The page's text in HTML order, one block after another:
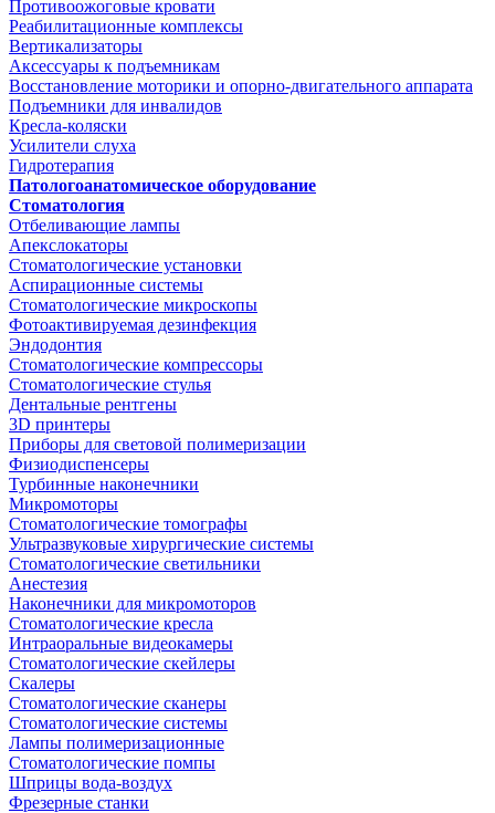
Противоожоговые кровати
Реабилитационные комплексы
Вертикализаторы
Аксессуары к подъемникам
Восстановление моторики и опорно-двигательного аппарата
Подъемники для инвалидов
Кресла-коляски
Усилители слуха
Гидротерапия
Патологоанатомическое оборудование
Стоматология
Отбеливающие лампы
Апекслокаторы
Стоматологические установки
Аспирационные системы
Стоматологические микроскопы
Фотоактивируемая дезинфекция
Эндодонтия
Стоматологические компрессоры
Стоматологические стулья
Дентальные рентгены
3D принтеры
Приборы для световой полимеризации
Физиодиспенсеры
Турбинные наконечники
Микромоторы
Стоматологические томографы
Ультразвуковые хирургические системы
Стоматологические светильники
Анестезия
Наконечники для микромоторов
Стоматологические кресла
Интраоральные видеокамеры
Стоматологические скейлеры
Скалеры
Стоматологические сканеры
Стоматологические системы
Лампы полимеризационные
Стоматологические помпы
Шприцы вода-воздух
Фрезерные станки